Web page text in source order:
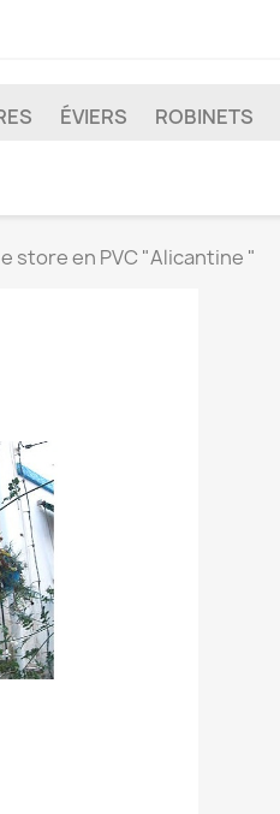
ÉVIERS ROBINETS
store en PVC "Alicantine "